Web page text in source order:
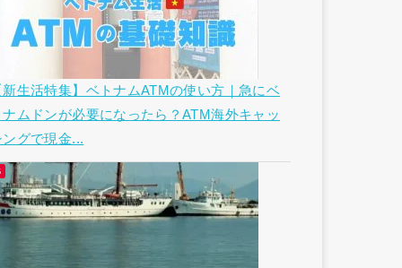
新生活特集】ベトナムATMの使い方｜急にベ
ナムドンが必要になったら？ATM海外キャッ
ングで現金...